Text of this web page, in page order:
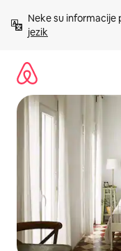
sadržaj
Neke su
jezik